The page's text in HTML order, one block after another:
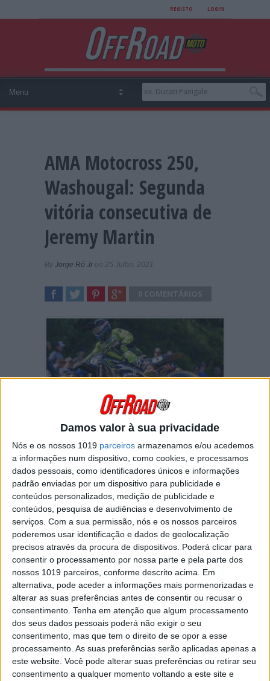
Damos valor à sua privacidade
Nós e os nossos 1019 parceiros armazenamos e/ou acedemos
a informações num dispositivo, como cookies, e processamos
dados pessoais, como identificadores únicos e informações
padrão enviadas por um dispositivo para publicidade e
conteúdos personalizados, medição de publicidade e
conteúdos, pesquisa de audiências e desenvolvimento de
serviços. Com a sua permissão, nós e os nossos parceiros
poderemos usar identificação e dados de geolocalização
precisos através da procura de dispositivos. Poderá clicar para
consentir o processamento por nossa parte e pela parte dos
nossos 1019 parceiros, conforme descrito acima. Em
alternativa, pode aceder a informações mais pormenorizadas e
alterar as suas preferências antes de consentir ou recusar o
consentimento. Tenha em atenção que algum processamento
dos seus dados pessoais poderá não exigir o seu
consentimento, mas que tem o direito de se opor a esse
processamento. As suas preferências serão aplicadas apenas a
este website. Você pode alterar suas preferências ou retirar seu
consentimento a qualquer momento voltando a este site e
REGISTO LOGIN
AMA Motocross 250,
Washougal: Segunda
vitória consecutiva de
Jeremy Martin
By Jorge Ró Jr on 25 Julho, 2021
Jeremy Martin(3.º/1.º) tornou-se o primeiro
piloto a conseguir vencer mais do que uma
prova nesta temporada do AMA Motocross
250.
O piloto da Yamahaestá fora da luta pelo
título– por ter falhado uma ronda devido a
lesão – mas isso tem servido de motivação
para conquistar o maior número de vitórias
possível nesta segunda metade da época.
(1.º/8.º) dividiu aos triunfos nas
mangas em Washougal com Martin mas um
azar a duas voltas do fim na segunda
corrida
relegou o líder do campeonato para o
degrau mais baixo do pódio na classificação
geral.
Continuar a ler